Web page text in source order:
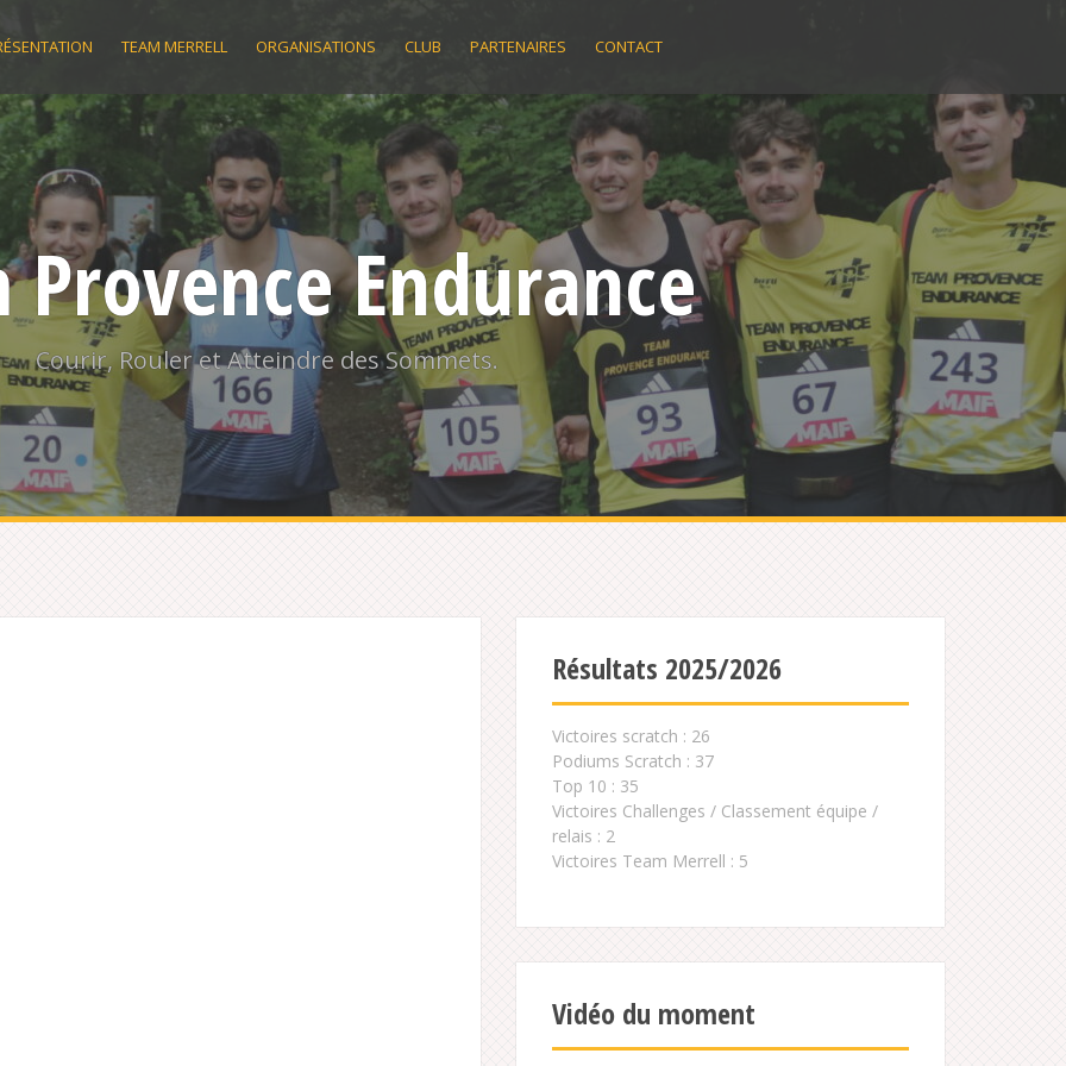
TEAM MERRELL ORGANISATIONS CLUB PARTENAIRES CONTACT
Provence Endurance
Courir, Rouler et Atteindre des Sommets.
Résultats 2025/2026
Victoires scratch : 26
Podiums Scratch : 37
Top 10 : 35
Victoires Challenges / Classement équipe /
relais : 2
Victoires Team Merrell : 5
Vidéo du moment